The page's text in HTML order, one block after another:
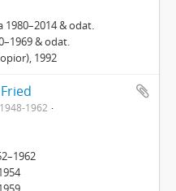
1980–2014 & odat.
& odat.
1992
1948-1962